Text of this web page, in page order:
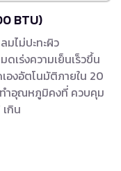
BTU)
มไม่ปะทะผิว
เร่งความเย็นเร็วขึ้น
องอัตโนมัติภายใน 20
ำอุณหภูมิคงที่ ควบคุม
กิน